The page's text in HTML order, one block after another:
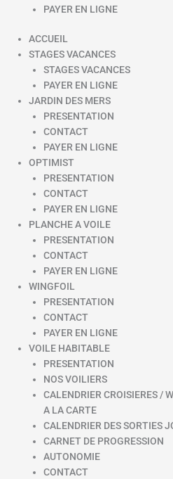
PAYER EN LIGNE
ACCUEIL
STAGES VACANCES
STAGES VACANCES
PAYER EN LIGNE
JARDIN DES MERS
PRESENTATION
CONTACT
PAYER EN LIGNE
OPTIMIST
PRESENTATION
CONTACT
PAYER EN LIGNE
PLANCHE A VOILE
PRESENTATION
CONTACT
PAYER EN LIGNE
WINGFOIL
PRESENTATION
CONTACT
PAYER EN LIGNE
VOILE HABITABLE
PRESENTATION
NOS VOILIERS
CALENDRIER CROISIERES /
A LA CARTE
CALENDRIER DES SORTIES
CARNET DE PROGRESSION
AUTONOMIE
CONTACT